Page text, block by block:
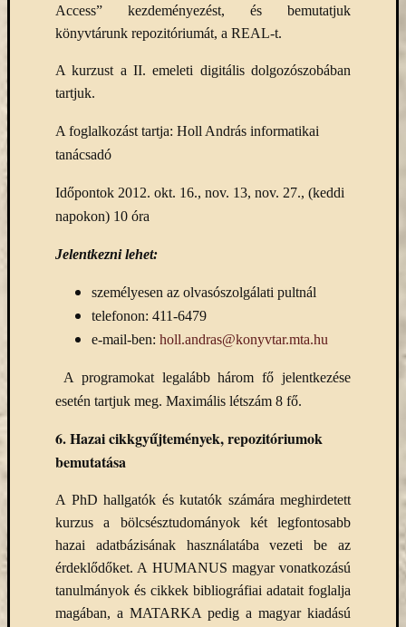
Access” kezdeményezést, és bemutatjuk
könyvtárunk repozitóriumát, a REAL-t.
A kurzust a II. emeleti digitális dolgozószobában
tartjuk.
A foglalkozást tartja: Holl András informatikai
tanácsadó
Időpontok 2012. okt. 16., nov. 13, nov. 27., (keddi
napokon) 10 óra
Jelentkezni lehet:
személyesen az olvasószolgálati pultnál
telefonon: 411-6479
e-mail-ben: holl.andras@konyvtar.mta.hu
A programokat legalább három fő jelentkezése
esetén tartjuk meg. Maximális létszám 8 fő.
6.Hazai cikkgyűjtemények, repozitóriumok
bemutatása
A PhD hallgatók és kutatók számára meghirdetett
kurzus a bölcsésztudományok két legfontosabb
hazai adatbázisának használatába vezeti be az
érdeklődőket. A HUMANUS magyar vonatkozású
tanulmányok és cikkek bibliográfiai adatait foglalja
magában, a MATARKA pedig a magyar kiadású